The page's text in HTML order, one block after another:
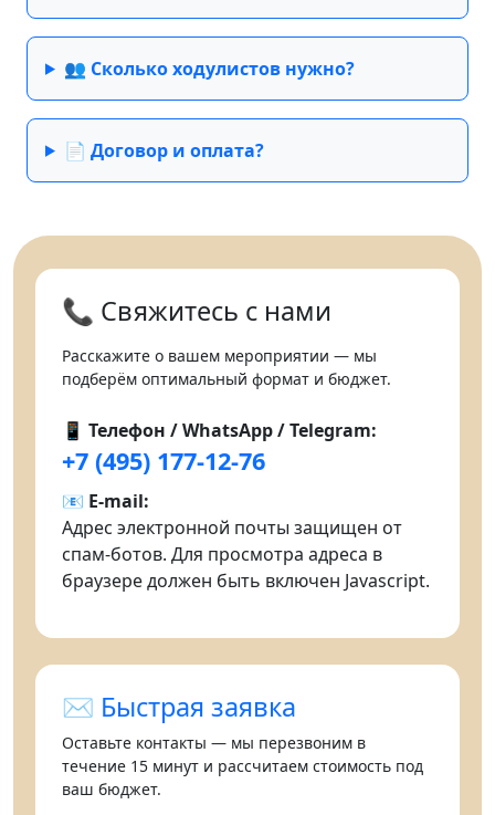
👥 Сколько ходулистов нужно?
📄 Договор и оплата?
📞 Свяжитесь с нами
Расскажите о вашем мероприятии — мы
подберём оптимальный формат и бюджет.
📱 Телефон / WhatsApp / Telegram:
+7 (495) 177-12-76
📧 E-mail:
Адрес электронной почты защищен от
спам-ботов. Для просмотра адреса в
браузере должен быть включен Javascript.
✉️ Быстрая заявка
Оставьте контакты — мы перезвоним в
течение 15 минут и рассчитаем стоимость под
ваш бюджет.